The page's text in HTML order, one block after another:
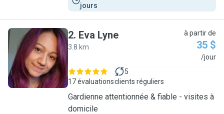
jours
E
2. Eva Lyne
3.8 km
à partir de
35 $
/jour
17 évaluations
5
clients réguliers
Gardienne attentionnée & fiable - visites à
domicile